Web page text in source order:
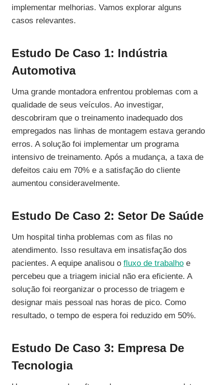
implementar melhorias. Vamos explorar alguns
casos relevantes.
Estudo De Caso 1: Indústria
Automotiva
Uma grande montadora enfrentou problemas com a
qualidade de seus veículos. Ao investigar,
descobriram que o treinamento inadequado dos
empregados nas linhas de montagem estava gerando
erros. A solução foi implementar um programa
intensivo de treinamento. Após a mudança, a taxa de
defeitos caiu em 70% e a satisfação do cliente
aumentou consideravelmente.
Estudo De Caso 2: Setor De Saúde
Um hospital tinha problemas com as filas no
atendimento. Isso resultava em insatisfação dos
pacientes. A equipe analisou o fluxo de trabalho e
percebeu que a triagem inicial não era eficiente. A
solução foi reorganizar o processo de triagem e
designar mais pessoal nas horas de pico. Como
resultado, o tempo de espera foi reduzido em 50%.
Estudo De Caso 3: Empresa De
Tecnologia